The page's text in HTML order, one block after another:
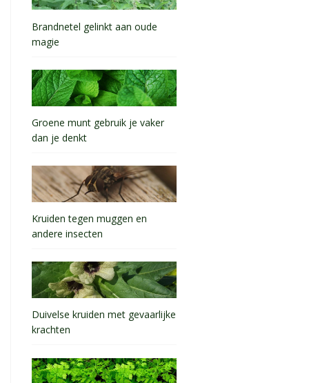
Brandnetel gelinkt aan oude
magie
Groene munt gebruik je vaker
dan je denkt
Kruiden tegen muggen en
andere insecten
Duivelse kruiden met gevaarlijke
krachten